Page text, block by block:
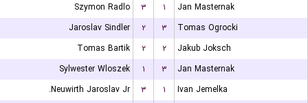
Szymon Radlo
۳ ۱
Jan Masternak
Jaroslav Sindler
۲ ۳
Tomas Ogrocki
Tomas Bartik
۲ ۲
Jakub Joksch
Sylwester Wloszek
۱ ۳
Jan Masternak
Neuwirth Jaroslav Jr.
۳ ۱
Ivan Jemelka